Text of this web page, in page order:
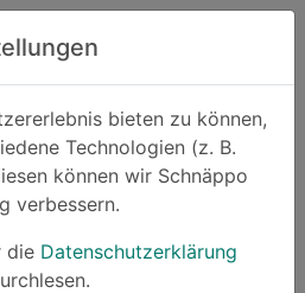
Zum Hauptinhalt springen
bieten zu können,
Technologien (z. B.
können wir Schnäppo
verbessern.
die Datenschutzerklärung
Suchen
Mode
-18%